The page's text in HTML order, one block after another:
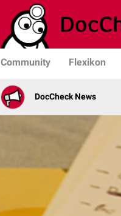
Community Flexikon
DocCheck News